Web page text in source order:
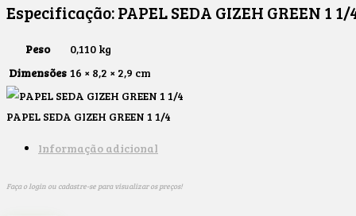
Especificação:PAPEL SEDA GIZEH GREEN 1 1/
Peso
0,110 kg
Dimensões 16 × 8,2 × 2,9 cm
PAPEL SEDA GIZEH GREEN 1 1/4
Informação adicional
Faça o login ou cadastre-se para visualizar os preços!